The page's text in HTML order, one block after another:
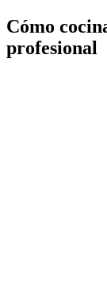
Cómo
profesional